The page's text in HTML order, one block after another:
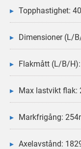
Topphastighet:
Dimensioner (L/
Flakmått (L/B/
Max lastvikt flak:
Markfrigång:
Axelavstånd: